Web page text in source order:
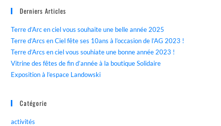
Derniers Articles
Terre d’Arc en ciel vous souhaite une belle année 2025
Terre d’Arcs en Ciel fête ses 10ans à l’occasion de l’AG 2023 !
Terre d’Arcs en ciel vous souhiate une bonne année 2023 !
Vitrine des fêtes de fin d’année à la boutique Solidaire
Exposition à l’espace Landowski
Catégorie
activités